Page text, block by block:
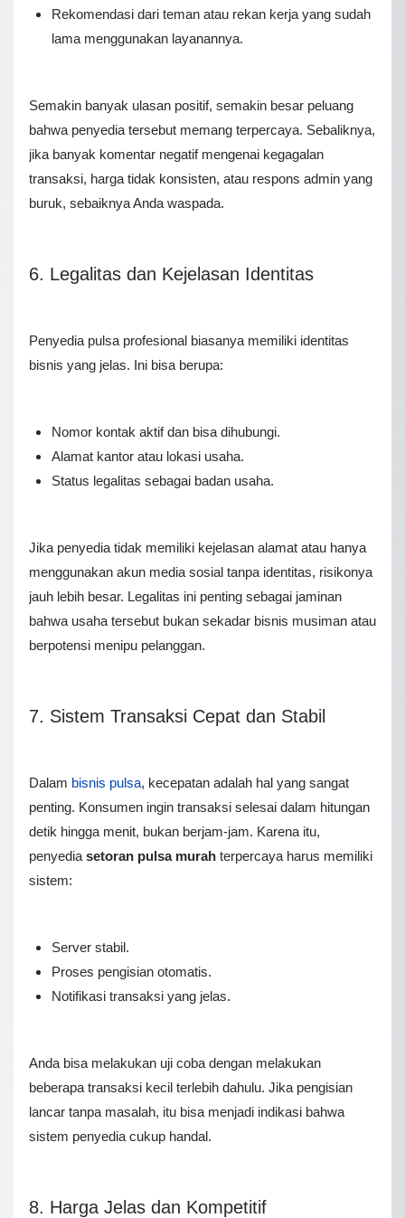
Rekomendasi dari teman atau rekan kerja yang sudah
lama menggunakan layanannya.
Semakin banyak ulasan positif, semakin besar peluang
bahwa penyedia tersebut memang terpercaya. Sebaliknya,
jika banyak komentar negatif mengenai kegagalan
transaksi, harga tidak konsisten, atau respons admin yang
buruk, sebaiknya Anda waspada.
6. Legalitas dan Kejelasan Identitas
Penyedia pulsa profesional biasanya memiliki identitas
bisnis yang jelas. Ini bisa berupa:
Nomor kontak aktif dan bisa dihubungi.
Alamat kantor atau lokasi usaha.
Status legalitas sebagai badan usaha.
Jika penyedia tidak memiliki kejelasan alamat atau hanya
menggunakan akun media sosial tanpa identitas, risikonya
jauh lebih besar. Legalitas ini penting sebagai jaminan
bahwa usaha tersebut bukan sekadar bisnis musiman atau
berpotensi menipu pelanggan.
7. Sistem Transaksi Cepat dan Stabil
Dalam bisnis pulsa, kecepatan adalah hal yang sangat
penting. Konsumen ingin transaksi selesai dalam hitungan
detik hingga menit, bukan berjam-jam. Karena itu,
penyedia setoran pulsa murah terpercaya harus memiliki
sistem:
Server stabil.
Proses pengisian otomatis.
Notifikasi transaksi yang jelas.
Anda bisa melakukan uji coba dengan melakukan
beberapa transaksi kecil terlebih dahulu. Jika pengisian
lancar tanpa masalah, itu bisa menjadi indikasi bahwa
sistem penyedia cukup handal.
8. Harga Jelas dan Kompetitif